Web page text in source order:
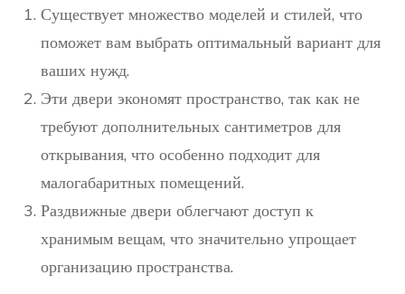
Существует множество моделей и стилей, что
поможет вам выбрать оптимальный вариант для
ваших нужд.
Эти двери экономят пространство, так как не
требуют дополнительных сантиметров для
открывания, что особенно подходит для
малогабаритных помещений.
Раздвижные двери облегчают доступ к
хранимым вещам, что значительно упрощает
организацию пространства.